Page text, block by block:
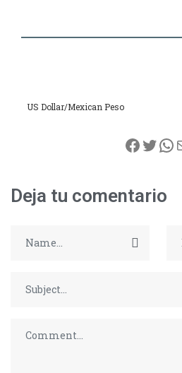
US Dollar/Mexican Peso
Deja tu comentario